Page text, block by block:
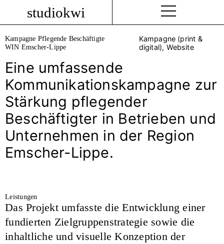
studiokwi
Kampagne Pflegende Beschäftigte
WIN Emscher-Lippe
Kampagne (print &
digital), Website
Eine umfassende
Kommunikationskampagne zur
Stärkung pflegender
Beschäftigter in Betrieben und
Unternehmen in der Region
Emscher-Lippe.
Leistungen
Das Projekt umfasste die Entwicklung einer
fundierten Zielgruppenstrategie sowie die
inhaltliche und visuelle Konzeption der